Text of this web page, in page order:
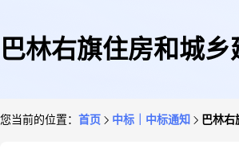
巴林右旗住房和城乡
您当前的位置： 首页 中标｜中标通知 巴林